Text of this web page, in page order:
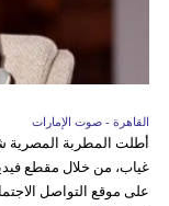
القاهرة - صوت الإمارات
أطلت المطربة المصرية
غياب، من خلال مقطع
على موقع التواصل